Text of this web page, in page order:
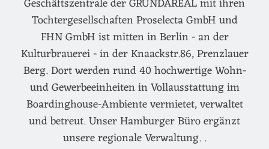
Tochtergesellschaften Proselecta GmbH und
FHN GmbH ist mitten in Berlin - an der
Kulturbrauerei - in der Knaackstr.86, Prenzlauer
Berg. Dort werden rund 40 hochwertige Wohn-
und Gewerbeeinheiten in Vollausstattung im
Boardinghouse-Ambiente vermietet, verwaltet
und betreut. Unser Hamburger Büro ergänzt
unsere regionale Verwaltung. .